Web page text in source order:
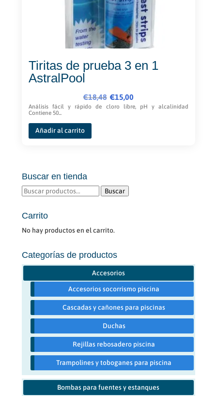
página
de
producto
Tiritas de prueba 3 en 1
AstralPool
€18,48 El
precio
€15,00
El
precio
Análisis fácil y rápido de cloro libre, pH y alcalinidad
Contiene 50...
Añadir al carrito
Buscar en tienda
Buscar
Buscar
Carrito
No hay productos en el carrito.
Categorías de productos
Accesorios
Accesorios socorrismo piscina
Cascadas y cañones para piscinas
Duchas
Rejillas rebosadero piscina
Trampolines y toboganes para piscina
Bombas para fuentes y estanques